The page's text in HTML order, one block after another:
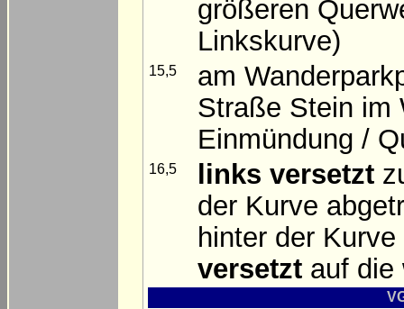
größeren
Linkskurve)
15,5
am
Straße Stein im
Einmündung /
16,5 links versetzt
der Kurve
hinter der Kurve
versetzt auf die